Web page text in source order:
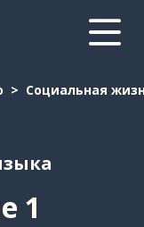
Социальная
1